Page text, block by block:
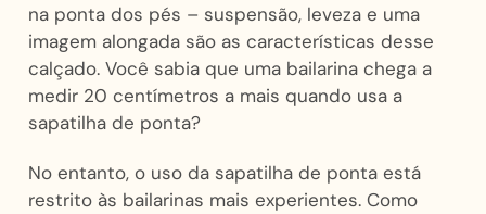
na ponta dos pés – suspensão, leveza e uma
imagem alongada são as características desse
calçado. Você sabia que uma bailarina chega a
medir 20 centímetros a mais quando usa a
sapatilha de ponta?
No entanto, o uso da sapatilha de ponta está
restrito às bailarinas mais experientes. Como